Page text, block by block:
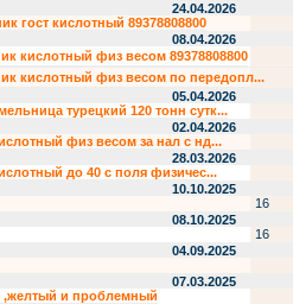
24.04.2026
гост кислотный 89378808800
08.04.2026
кислотный физ весом 89378808800
кислотный физ весом по передопл...
05.04.2026
турецкий 120 тонн сутк...
02.04.2026
физ весом за нал с нд...
28.03.2026
до 40 с поля физичес...
10.10.2025
16
08.10.2025
16
04.09.2025
07.03.2025
и проблемный